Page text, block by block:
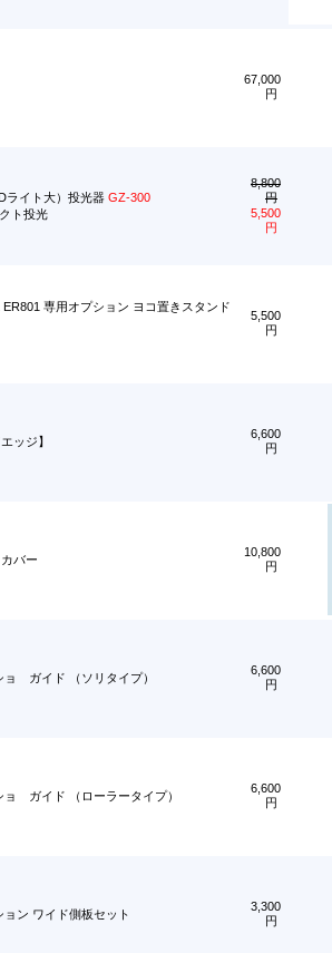
67,000
円
ライト大）投光器 GZ-300
ト投光
8,800
円
5,500
円
専用オプション ヨコ置きスタンド
5,500
円
ッジ】
6,600
円
バー
10,800
円
ョ ガイド （ソリタイプ）
6,600
円
ョ ガイド （ローラータイプ）
6,600
円
ン ワイド側板セット
3,300
円